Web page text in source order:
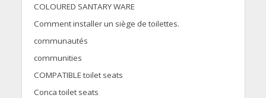
COLOURED SANTARY WARE
Comment installer un siège de toilettes.
communautés
communities
COMPATIBLE toilet seats
Conca toilet seats